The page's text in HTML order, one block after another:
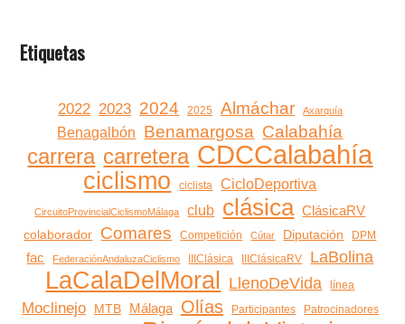
Etiquetas
2022 2023 2024 2025 Almáchar Axarquía
Benagalbón Benamargosa Calabahía
carrera carretera CDCCalabahía
ciclismo ciclista CicloDeportiva
CircuitoProvincialCiclismoMálaga club clásica ClásicaRV
colaborador Comares Competición Cútar Diputación DPM
fac FederaciónAndaluzaCiclismo IIIClásica IIIClásicaRV LaBolina
LaCalaDelMoral LlenoDeVida línea
Moclinejo MTB Málaga Olías Participantes Patrocinadores